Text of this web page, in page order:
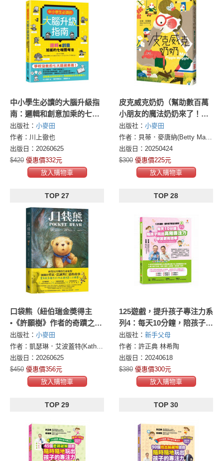
中小學生必讀的大腦升級指
南：邏輯和創意加乘的七種
思考法
出版社： 小麥田
作者：川上徹也
出版日：20260625
$420 優惠價332元
放入購物車
皮克威克奶奶（幫助數百萬
小朋友的魔法奶奶來了！第1
集二版)
出版社： 小麥田
作者：貝蒂．麥唐納(Betty MacDonald)
出版日：20250424
$300 優惠價225元
放入購物車
TOP 27
口袋熊（紐伯瑞金奬得主
•《許願樹》作者的奇蹟之
作）
出版社： 小麥田
作者：凱瑟琳．艾波蓋特(Katherine Applegate)
出版日：20260625
$450 優惠價356元
放入購物車
TOP 28
125遊戲，提升孩子專注力系
列4：每天10分鐘，陪孩子玩
出高階專注力，學習更有效
率（125遊戲，提升孩子專注
力4暢銷修訂版）
出版社： 新手父母
作者：許正典 林希陶
出版日：20240618
$380 優惠價300元
放入購物車
TOP 29 TOP 30